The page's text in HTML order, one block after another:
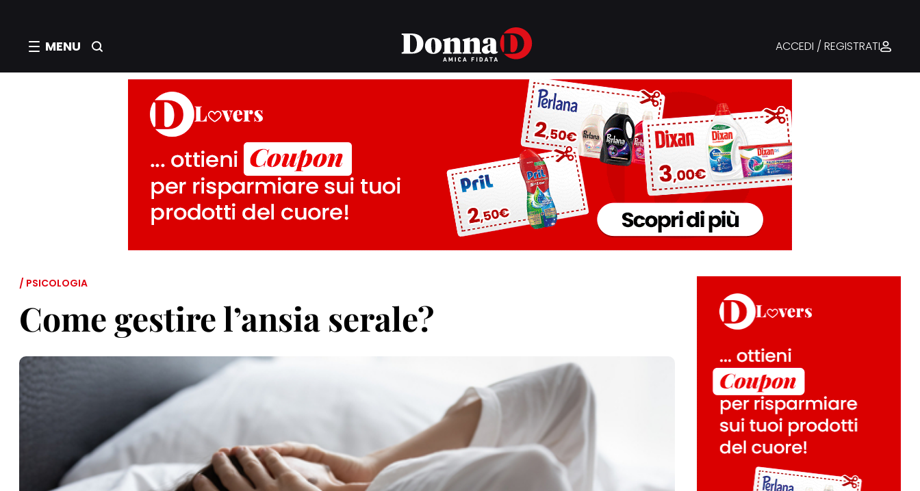
MENU ACCEDI / REGISTRATI
/ PSICOLOGIA
Come gestire l’ansia serale?